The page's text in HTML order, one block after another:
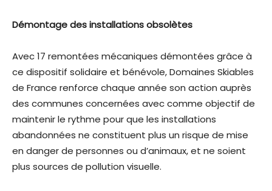
Démontage des installations obsolètes
Avec 17 remontées mécaniques démontées grâce à
ce dispositif solidaire et bénévole, Domaines Skiables
de France renforce chaque année son action auprès
des communes concernées avec comme objectif de
maintenir le rythme pour que les installations
abandonnées ne constituent plus un risque de mise
en danger de personnes ou d’animaux, et ne soient
plus sources de pollution visuelle.